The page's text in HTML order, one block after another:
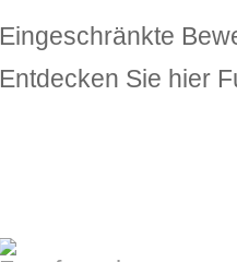
Eingeschränkte
Entdecken Sie hier